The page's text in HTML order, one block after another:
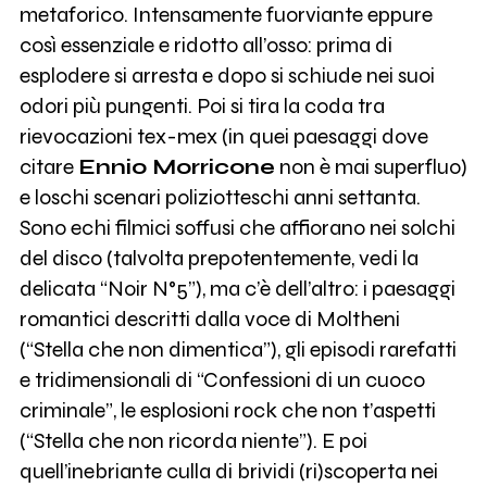
metaforico. Intensamente fuorviante eppure
così essenziale e ridotto all’osso: prima di
esplodere si arresta e dopo si schiude nei suoi
odori più pungenti. Poi si tira la coda tra
rievocazioni tex-mex (in quei paesaggi dove
citare Ennio Morricone non è mai superfluo)
e loschi scenari poliziotteschi anni settanta.
Sono echi filmici soffusi che affiorano nei solchi
del disco (talvolta prepotentemente, vedi la
delicata “Noir N°5”), ma c’è dell’altro: i paesaggi
romantici descritti dalla voce di Moltheni
(“Stella che non dimentica”), gli episodi rarefatti
e tridimensionali di “Confessioni di un cuoco
criminale”, le esplosioni rock che non t’aspetti
(“Stella che non ricorda niente”). E poi
quell’inebriante culla di brividi (ri)scoperta nei